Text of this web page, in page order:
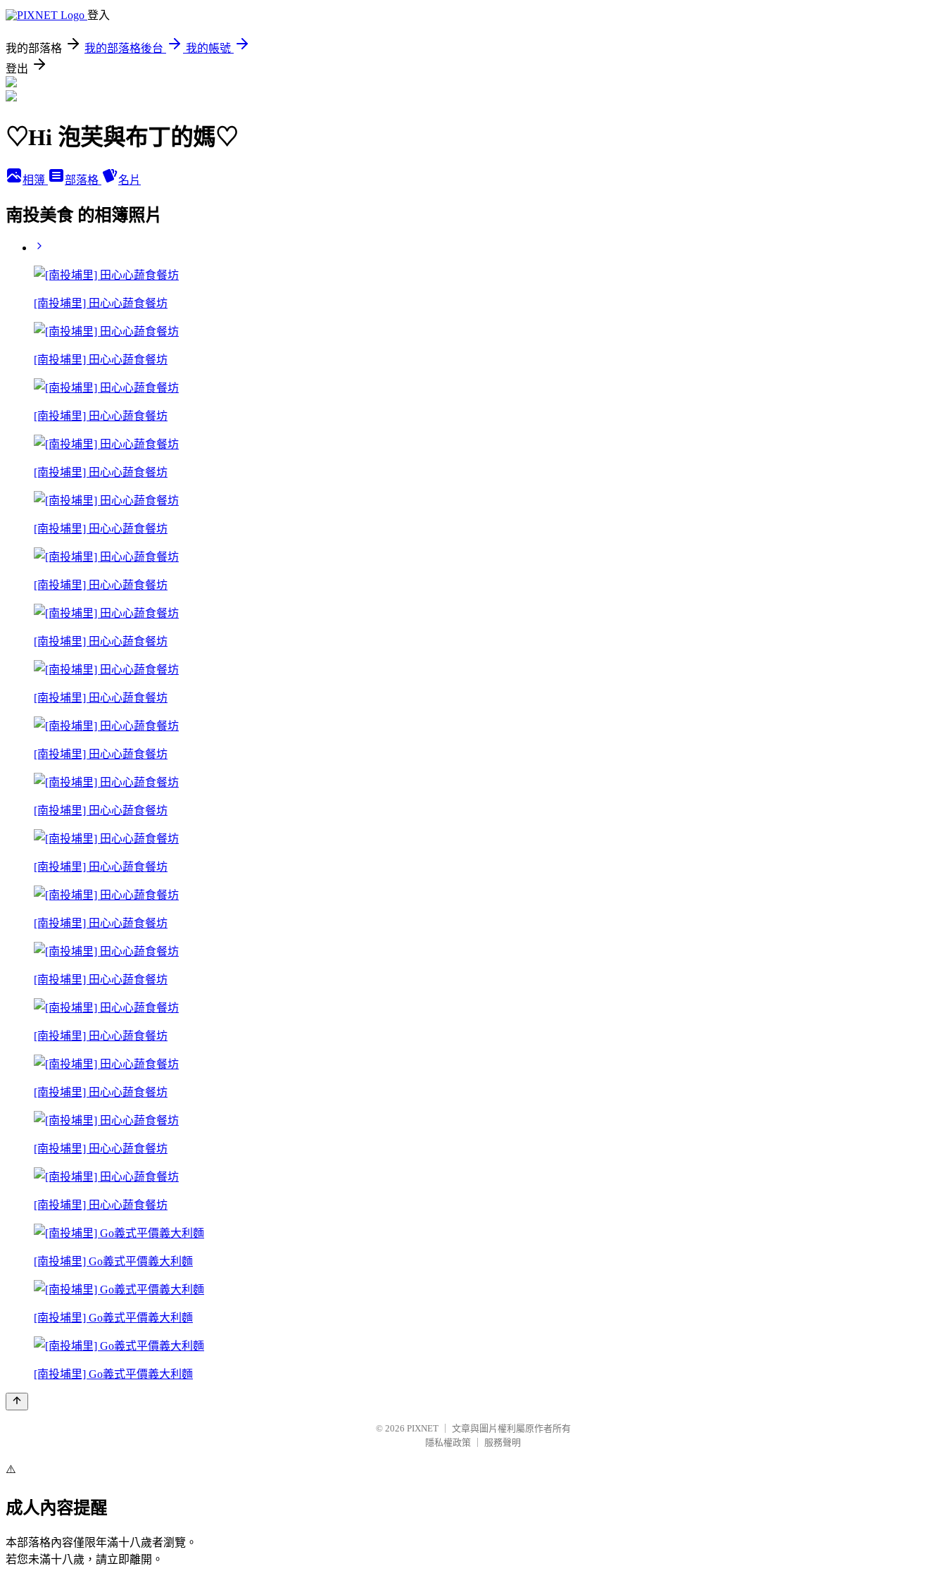
登入
我的部落格 我的部落格後台
我的帳號
登出
♡Hi 泡芙與布丁的媽♡
相簿 部落格 名片
南投美食 的相簿照片
[南投埔里] 田心心蔬食餐坊
[南投埔里] 田心心蔬食餐坊
[南投埔里] 田心心蔬食餐坊
[南投埔里] 田心心蔬食餐坊
[南投埔里] 田心心蔬食餐坊
[南投埔里] 田心心蔬食餐坊
[南投埔里] 田心心蔬食餐坊
[南投埔里] 田心心蔬食餐坊
[南投埔里] 田心心蔬食餐坊
[南投埔里] 田心心蔬食餐坊
[南投埔里] 田心心蔬食餐坊
[南投埔里] 田心心蔬食餐坊
[南投埔里] 田心心蔬食餐坊
[南投埔里] 田心心蔬食餐坊
[南投埔里] 田心心蔬食餐坊
[南投埔里] 田心心蔬食餐坊
[南投埔里] 田心心蔬食餐坊
[南投埔里] Go義式平價義大利麵
[南投埔里] Go義式平價義大利麵
[南投埔里] Go義式平價義大利麵
© 2026 PIXNET
文章與圖片權利屬原作者所有
隱私權政策
服務聲明
⚠️
成人內容提醒
本部落格內容僅限年滿十八歲者瀏覽。
若您未滿十八歲，請立即離開。